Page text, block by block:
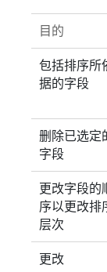
目的
包括排序所
据的字段
删除已选定
字段
更改字段的
序以更改排
层次
更改